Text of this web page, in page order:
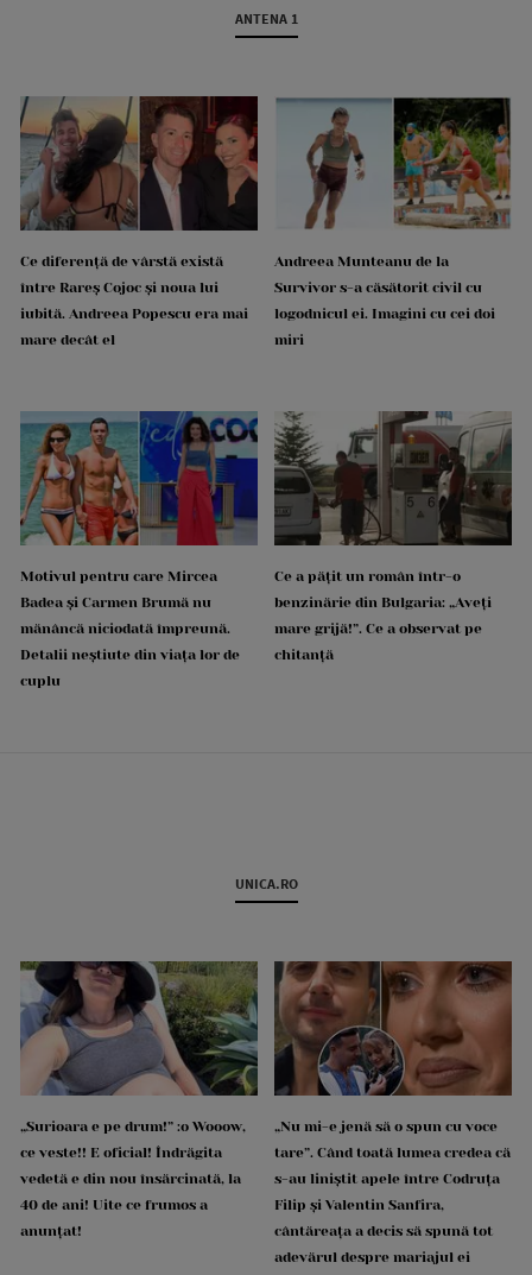
ANTENA 1
Ce diferență de vârstă există
între Rareș Cojoc și noua lui
iubită. Andreea Popescu era mai
mare decât el
Andreea Munteanu de la
Survivor s-a căsătorit civil cu
logodnicul ei. Imagini cu cei doi
miri
Motivul pentru care Mircea
Badea și Carmen Brumă nu
mănâncă niciodată împreună.
Detalii neștiute din viața lor de
cuplu
Ce a pățit un român într-o
benzinărie din Bulgaria: „Aveți
mare grijă!”. Ce a observat pe
chitanță
UNICA.RO
„Surioara e pe drum!” :o Wooow,
ce veste!! E oficial! Îndrăgita
vedetă e din nou însărcinată, la
40 de ani! Uite ce frumos a
anunțat!
„Nu mi-e jenă să o spun cu voce
tare”. Când toată lumea credea că
s-au liniștit apele între Codruța
Filip și Valentin Sanfira,
cântăreața a decis să spună tot
adevărul despre mariajul ei